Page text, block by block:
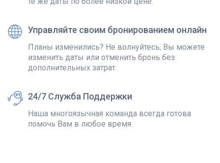
Управляйте своим бронированием онлайн
Планы изменились? Не волнуйтесь, Вы можете
изменить даты или отменить бронь без
дополнительных затрат.
24/7 Служба Поддержки
Наша многоязычная команда всегда готова
помочь Вам в любое время.